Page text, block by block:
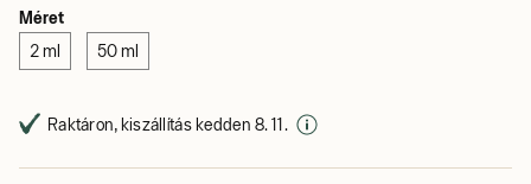
Méret
2 ml 50 ml
Raktáron, kiszállítás kedden 8. 11.